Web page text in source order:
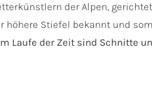
der Alpen,
Stiefel bekannt und
Laufe der Zeit sind Schnitte